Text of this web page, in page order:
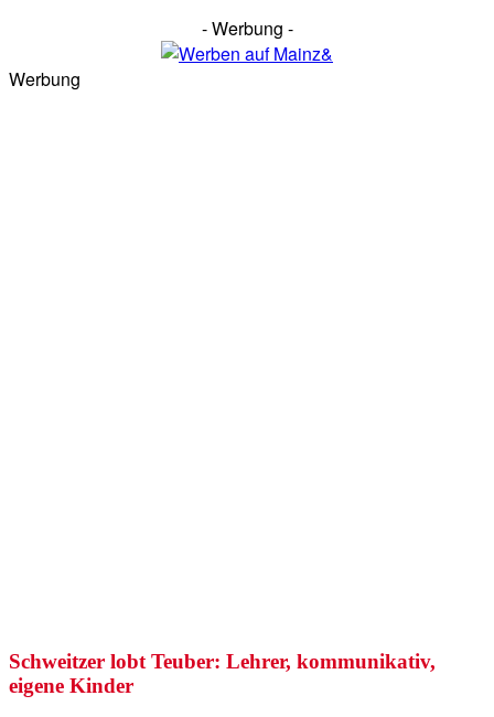
- Werbung -
Werbung
Schweitzer lobt Teuber: Lehrer, kommunikativ,
eigene Kinder